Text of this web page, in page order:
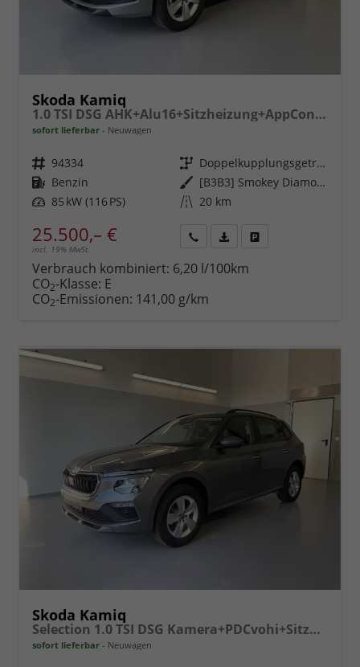
Skoda Kamiq
1.0 TSI DSG AHK+Alu16+Sitzheizung+AppConnect+GV5+LED+Nebel+Klima
sofort lieferbar Neuwagen
Fahrzeugnr. 94334 Getriebe
Doppelkupplungsgetriebe (DSG)
Kraftstoff Benzin Außenfarbe
[B3B3] Smokey Diamond-Silber Metallic
Leistung 85 kW (116 PS) Kilometerstand 20 km
25.500,– €
incl. 19% MwSt.
anfordern
Datei,
Verbrauch kombiniert: 6,20 l/100km
CO2-Klasse: E
CO2-Emissionen: 141,00 g/km
Skoda Kamiq
Selection 1.0 TSI DSG Kamera+PDCvohi+Sitzheizung+AppConnect+Sunset+Alu16
sofort lieferbar Neuwagen